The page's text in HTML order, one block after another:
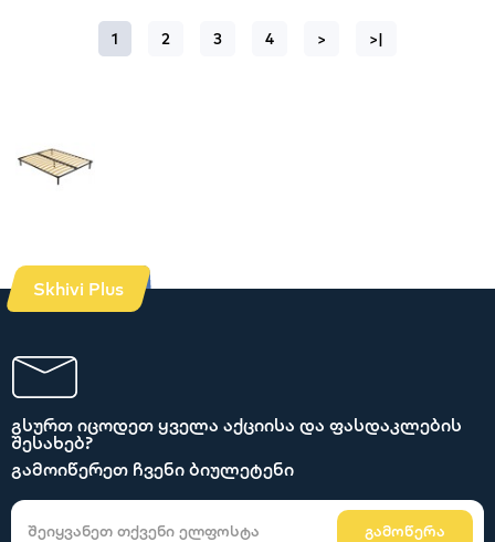
1 2 3 4 > >|
Skhivi Plus
გსურთ იცოდეთ ყველა აქციისა და ფასდაკლების
შესახებ?
გამოიწერეთ ჩვენი ბიულეტენი
გამოწერა